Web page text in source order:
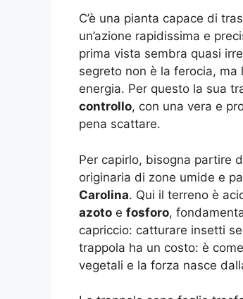
C’è una pianta capace di
un’azione rapidissima e
prima vista sembra quasi
segreto non è la ferocia, ma
energia. Per questo la sua
controllo, con una vera e
pena scattare.
Per capirlo, bisogna partire
originaria di zone umide e
Carolina. Qui il terreno è
azoto e fosforo,
capriccio: catturare insetti
trappola ha un costo: è
vegetali e la forza nasce